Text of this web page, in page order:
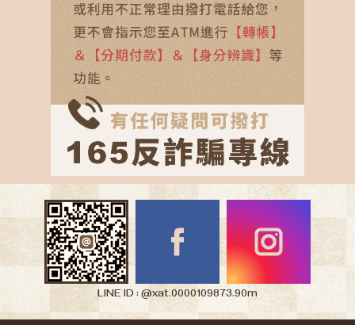
LINE ID : @xat.0000109873.90m